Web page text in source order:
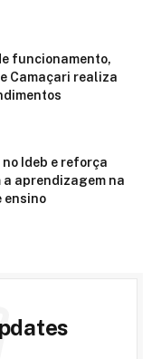
funcionamento,
Camaçari realiza
Ideb e reforça
a aprendizagem na
ensino